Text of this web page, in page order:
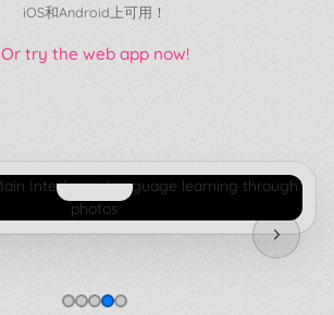
iOS和Android上可用！
Or try the web app now!